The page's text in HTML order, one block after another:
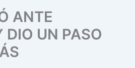
ANTE
DIO UN PASO